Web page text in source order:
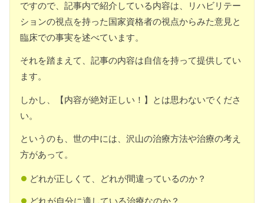
ですので、記事内で紹介している内容は、リハビリテー
ションの視点を持った国家資格者の視点からみた意見と
臨床での事実を述べています。
それを踏まえて、記事の内容は自信を持って提供してい
ます。
しかし、【内容が絶対正しい！】とは思わないでくださ
い。
というのも、世の中には、沢山の治療方法や治療の考え
方があって。
どれが正しくて、どれが間違っているのか？